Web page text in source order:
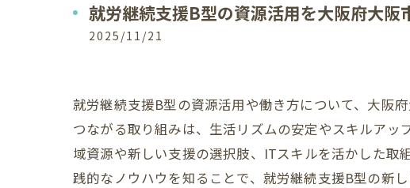
就労継続支援B型の資源活用を大阪府大
2025/11/21
就労継続支援B型の資源活用や働き方について、大阪
つながる取り組みは、生活リズムの安定やスキルア
域資源や新しい支援の選択肢、ITスキルを活かした取
践的なノウハウを知ることで、就労継続支援B型の新